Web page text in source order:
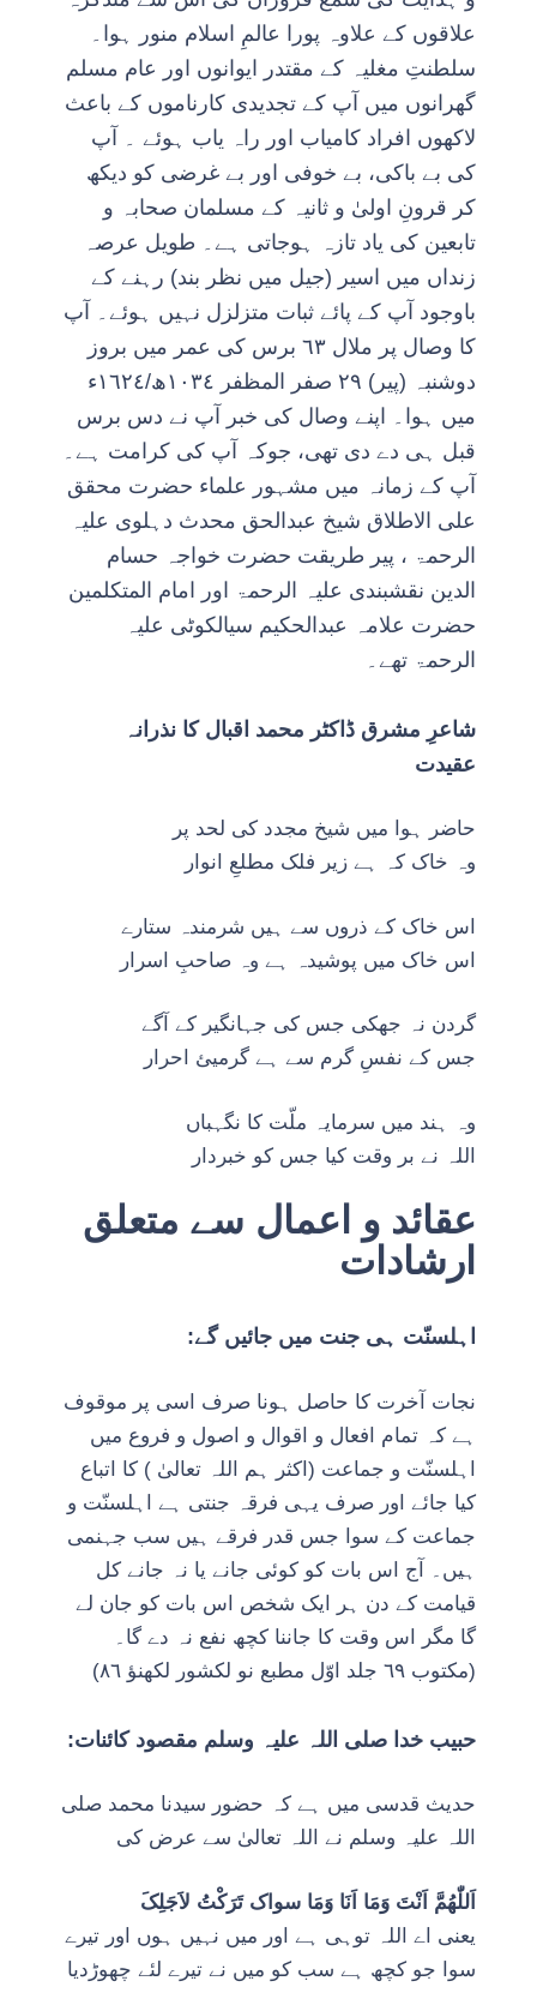
علاقوں کے علاوہ پورا عالمِ اسلام منور ہوا۔
سلطنتِ مغلیہ کے مقتدر ایوانوں اور عام مسلم
گھرانوں میں آپ کے تجدیدی کارناموں کے باعث
لاکھوں افراد کامیاب اور راہ یاب ہوئے ۔ آپ
کی بے باکی، بے خوفی اور بے غرضی کو دیکھ
کر قرونِ اولیٰ و ثانیہ کے مسلمان صحابہ و
تابعین کی یاد تازہ ہوجاتی ہے۔ طویل عرصہ
زنداں میں اسیر (جیل میں نظر بند) رہنے کے
باوجود آپ کے پائے ثبات متزلزل نہیں ہوئے۔ آپ
کا وصال پر ملال ٦٣ برس کی عمر میں بروز
دوشنبہ (پیر) ٢٩ صفر المظفر ١٠٣٤ھ/١٦٢٤ء
میں ہوا۔ اپنے وصال کی خبر آپ نے دس برس
قبل ہی دے دی تھی، جوکہ آپ کی کرامت ہے۔
آپ کے زمانہ میں مشہور علماء حضرت محقق
علی الاطلاق شیخ عبدالحق محدث دہلوی علیہ
الرحمۃ ، پیر طریقت حضرت خواجہ حسام
الدین نقشبندی علیہ الرحمۃ اور امام المتکلمین
حضرت علامہ عبدالحکیم سیالکوٹی علیہ
الرحمۃ تھے۔
شاعرِ مشرق ڈاکٹر محمد اقبال کا نذرانہ
عقیدت
حاضر ہوا میں شیخ مجدد کی لحد پر
وہ خاک کہ ہے زیر فلک مطلعِ انوار
اس خاک کے ذروں سے ہیں شرمندہ ستارے
اس خاک میں پوشیدہ ہے وہ صاحبِ اسرار
گردن نہ جھکی جس کی جہانگیر کے آگے
جس کے نفسِ گرم سے ہے گرمیئ احرار
وہ ہند میں سرمایہ ملّت کا نگہباں
اللہ نے بر وقت کیا جس کو خبردار
عقائد و اعمال سے متعلق
ارشادات
اہلسنّت ہی جنت میں جائیں گے:
نجات آخرت کا حاصل ہونا صرف اسی پر موقوف
ہے کہ تمام افعال و اقوال و اصول و فروع میں
اہلسنّت و جماعت (اکثر ہم اللہ تعالیٰ ) کا اتباع
کیا جائے اور صرف یہی فرقہ جنتی ہے اہلسنّت و
جماعت کے سوا جس قدر فرقے ہیں سب جہنمی
ہیں۔ آج اس بات کو کوئی جانے یا نہ جانے کل
قیامت کے دن ہر ایک شخص اس بات کو جان لے
گا مگر اس وقت کا جاننا کچھ نفع نہ دے گا۔
(مکتوب ٦٩ جلد اوّل مطبع نو لکشور لکھنؤ ٨٦)
حبیب خدا صلی اللہ علیہ وسلم مقصود کائنات:
حدیث قدسی میں ہے کہ حضور سیدنا محمد صلی
اللہ علیہ وسلم نے اللہ تعالیٰ سے عرض کی
اَللّٰھُمَّ اَنْتَ وَمَا اَنَا وَمَا سواک تَرَکْتُ لاَجَلِکَ
یعنی اے اللہ توہی ہے اور میں نہیں ہوں اور تیرے
سوا جو کچھ ہے سب کو میں نے تیرے لئے چھوڑدیا